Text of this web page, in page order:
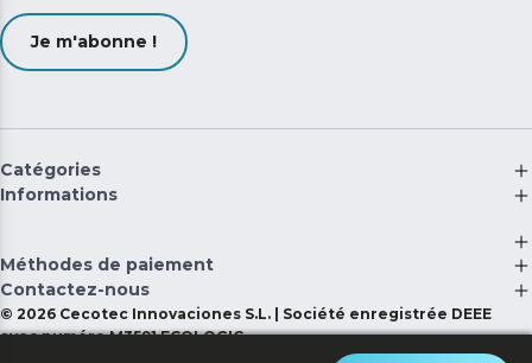
Je m'abonne !
Catégories
Informations
Méthodes de paiement
Contactez-nous
© 2026 Cecotec Innovaciones S.L. | Société enregistrée DEEE
avec numéro M3591 ECOLOGIC